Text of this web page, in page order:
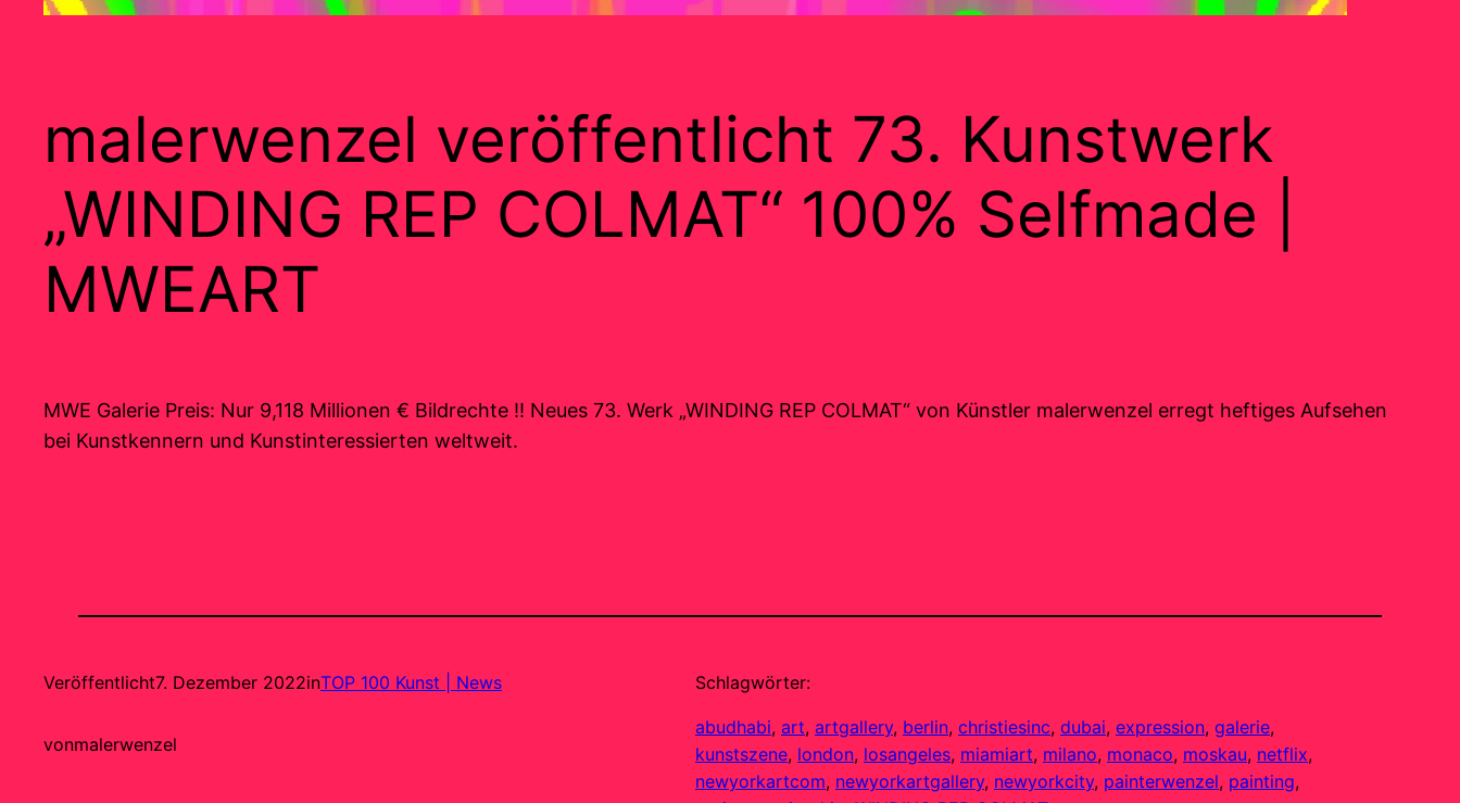
malerwenzel veröffentlicht 73. Kunstwerk
„WINDING REP COLMAT“ 100% Selfmade |
MWEART
MWE Galerie Preis: Nur 9,118 Millionen € Bildrechte !! Neues 73. Werk „WINDING REP COLMAT“ von Künstler malerwenzel erregt heftiges Aufsehen
bei Kunstkennern und Kunstinteressierten weltweit.
Veröffentlicht7. Dezember 2022inTOP 100 Kunst | News
vonmalerwenzel
Schlagwörter:
abudhabi, art, artgallery, berlin, christiesinc, dubai, expression, galerie
kunstszene, london, losangeles, miamiart, milano, monaco, moskau, netflix
newyorkartcom, newyorkartgallery, newyorkcity, painterwenzel, painting